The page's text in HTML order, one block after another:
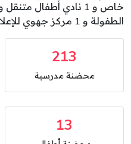
الطفولة و 1 مركز جهوي للإعلامية الموجهة للطفل .
213
محضنة مدرسية
13